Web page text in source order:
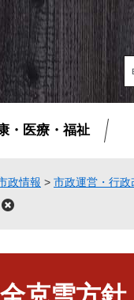
G
o
o
・医療・福祉
政情報 > 市政運営・行政
閉